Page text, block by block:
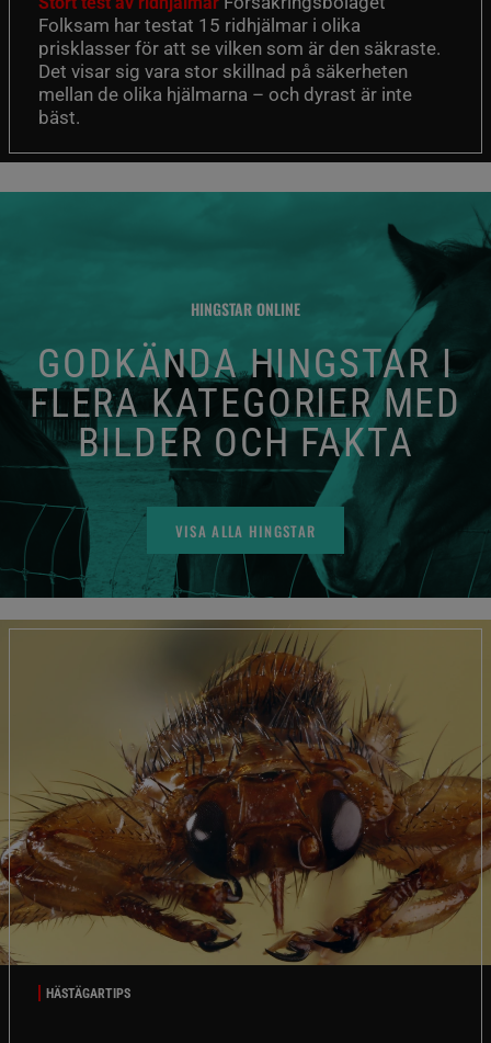
Folksam har testat 15 ridhjälmar i olika
prisklasser för att se vilken som är den säkraste.
Det visar sig vara stor skillnad på säkerheten
mellan de olika hjälmarna – och dyrast är inte
bäst.
HINGSTAR ONLINE
GODKÄNDA HINGSTAR I
FLERA KATEGORIER MED
BILDER OCH FAKTA
VISA ALLA HINGSTAR
HÄSTÄGARTIPS